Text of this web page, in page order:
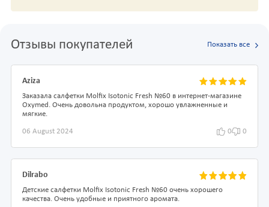
Отзывы покупателей Показать все
Aziza
Заказала салфетки Molfix Isotonic Fresh №60 в интернет-магазине
Oxymed. Очень довольна продуктом, хорошо увлажненные и
мягкие.
06 August 2024 0 0
Dilrabo
Детские салфетки Molfix Isotonic Fresh №60 очень хорошего
качества. Очень удобные и приятного аромата.